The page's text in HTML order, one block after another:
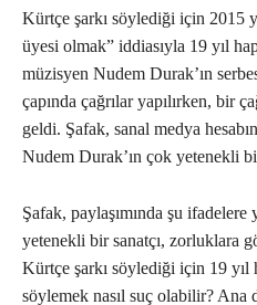
Kürtçe şarkı söylediği için 2015
üyesi olmak” iddiasıyla 19 yıl
müzisyen Nudem Durak’ın
çapında çağrılar yapılırken, bir
geldi. Şafak, sanal medya
Nudem Durak’ın çok yetenekli
Şafak, paylaşımında şu
yetenekli bir sanatçı, zorluklara
Kürtçe şarkı söylediği için 19 yıl
söylemek nasıl suç olabilir?